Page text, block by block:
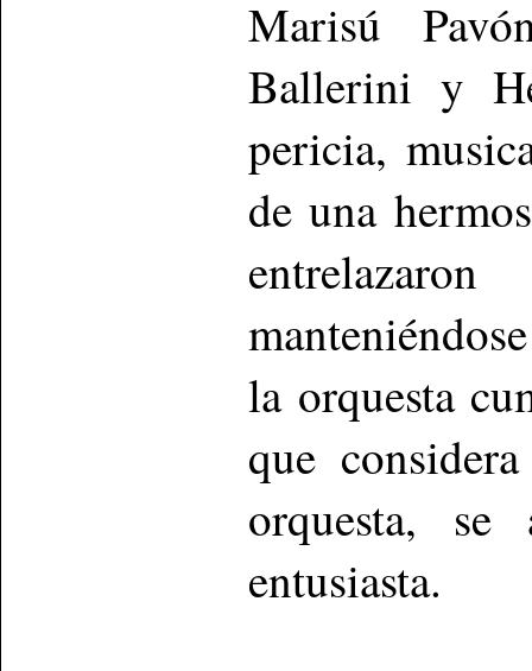
Marisú
Ballerini y
pericia,
de una
la orquesta
que
orquesta,
entusiasta.